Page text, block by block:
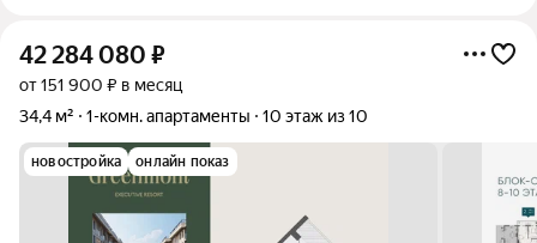
42 284 080 ₽
от 151 900 ₽ в месяц
34,4 м²
1-комн. апартаменты 10 этаж из 10
новостройка онлайн показ